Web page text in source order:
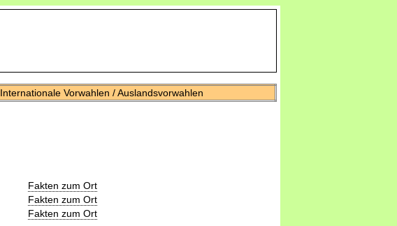
Internationale Vorwahlen / Auslandsvorwahlen
Fakten zum Ort
Fakten zum Ort
Fakten zum Ort